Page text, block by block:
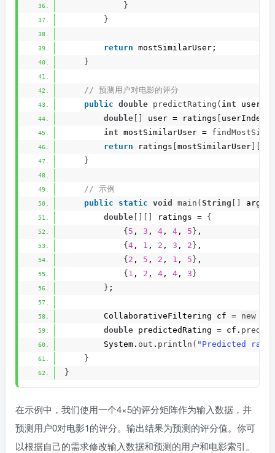
}
}
return mostSimilarUser;
}
// 预测用户对电影的评分
public double predictRating ( int
double
user = ratings userIndex
int mostSimilarUser =
return ratings mostSimilarUser
}
// 示例
public
static void main ( String args
double
ratings = {
{ 5 , 3 , 4 , 4 , 5 } ,
{ 4 , 1 , 2 , 3 , 2 } ,
{ 2 , 5 , 2 , 1 , 5 } ,
{ 1 , 2 , 4 , 4 , 3 }
} ;
        CollaborativeFiltering cf =
new
double predictedRating = cf.
        System.
out . println ( "Predicted
}
}
在示例中，我们使用一个4×5的评分矩阵作为输入数据，并
预测用户0对电影1的评分。输出结果为预测的评分值。你可
以根据自己的需求修改输入数据和预测的用户和电影索引。